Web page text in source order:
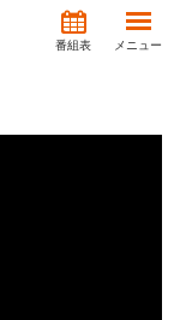
番組表 メニュー